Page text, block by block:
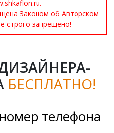
Законом об Авторском
строго запрещено!
БЕСПЛАТНО!
телефона